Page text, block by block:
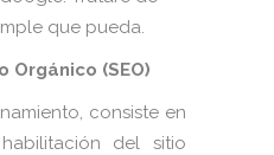
que pueda.
Orgánico (SEO)
consiste en
del sitio